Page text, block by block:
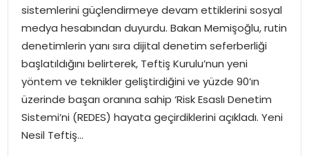
YAŞAM
MAGAZIN
SAĞLIK
SOSYAL HABER
sistemlerini güçlendirmeye devam ettiklerini sosyal
medya hesabından duyurdu. Bakan Memişoğlu, rutin
denetimlerin yanı sıra dijital denetim seferberliği
başlatıldığını belirterek, Teftiş Kurulu’nun yeni
yöntem ve teknikler geliştirdiğini ve yüzde 90’ın
üzerinde başarı oranına sahip ‘Risk Esaslı Denetim
Sistemi’ni (REDES) hayata geçirdiklerini açıkladı. Yeni
Nesil Teftiş…